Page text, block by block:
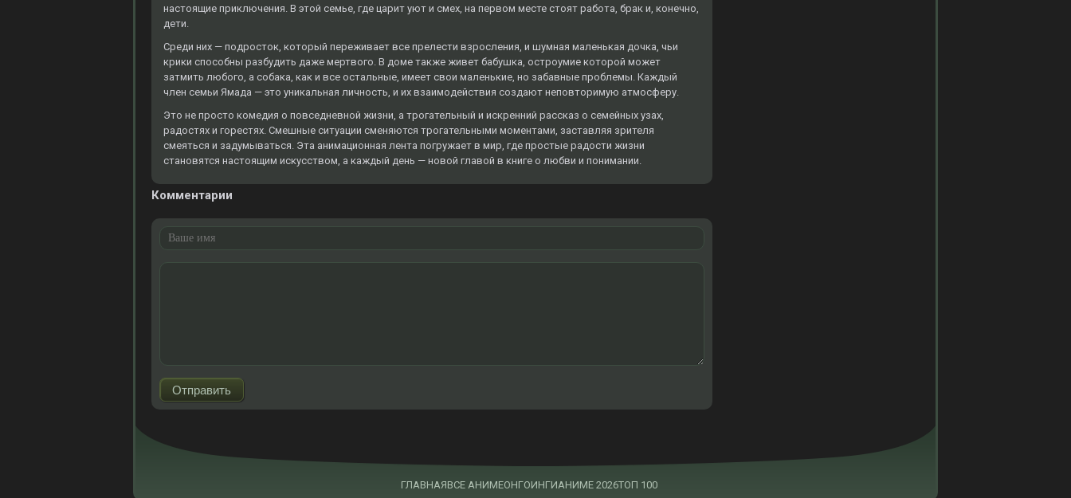
настоящие приключения. В этой семье, где царит уют и смех, на первом месте стоят работа, брак и, конечно,
дети.
Среди них — подросток, который переживает все прелести взросления, и шумная маленькая дочка, чьи
крики способны разбудить даже мертвого. В доме также живет бабушка, остроумие которой может
затмить любого, а собака, как и все остальные, имеет свои маленькие, но забавные проблемы. Каждый
член семьи Ямада — это уникальная личность, и их взаимодействия создают неповторимую атмосферу.
Это не просто комедия о повседневной жизни, а трогательный и искренний рассказ о семейных узах,
радостях и горестях. Смешные ситуации сменяются трогательными моментами, заставляя зрителя
смеяться и задумываться. Эта анимационная лента погружает в мир, где простые радости жизни
становятся настоящим искусством, а каждый день — новой главой в книге о любви и понимании.
Комментарии
ГЛАВНАЯВСЕ АНИМЕОНГОИНГИАНИМЕ 2026ТОП 100